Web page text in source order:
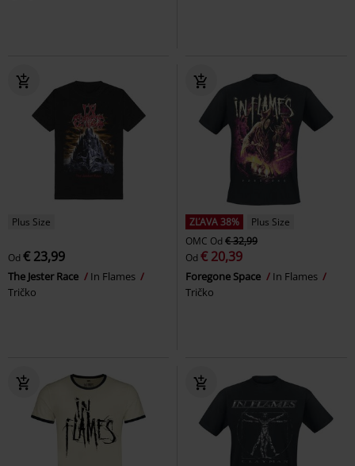
Plus Size
Od € 23,99
The Jester Race
In Flames
Tričko
ZĽAVA 38%
Plus Size
OMC Od € 32,99
Od € 20,39
Foregone Space
In Flames
Tričko